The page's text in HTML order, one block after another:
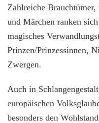
Zahlreiche
und Märchen ranken
magisches
Prinzen/Prinzessinnen,
Zwergen.
Auch in
europäischen
besonders den